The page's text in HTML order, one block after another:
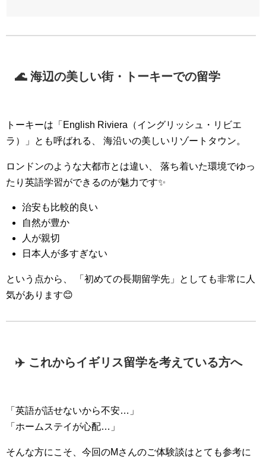
🌊 海辺の美しい街・トーキーでの留学
トーキーは「English Riviera（イングリッシュ・リビエ
ラ）」とも呼ばれる、 海沿いの美しいリゾートタウン。
ロンドンのような大都市とは違い、 落ち着いた環境でゆっ
たり英語学習ができるのが魅力です✨
治安も比較的良い
自然が豊か
人が親切
日本人が多すぎない
という点から、 「初めての長期留学先」としても非常に人
気があります😊
✈️ これからイギリス留学を考えている方へ
「英語が話せないから不安…」
「ホームステイが心配…」
そんな方にこそ、今回のMさんのご体験談はとても参考に